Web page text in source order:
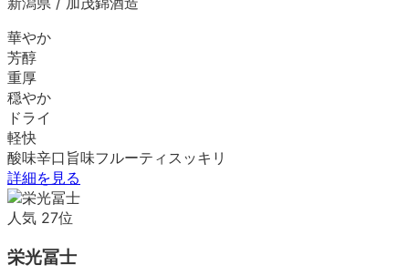
華やか
芳醇
重厚
穏やか
ドライ
軽快
酸味辛口 旨味フルーティ スッキリ
詳細を見る
人気 27位
栄光冨士